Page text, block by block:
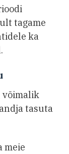
tagame
ka
võimalik
tasuta
meie